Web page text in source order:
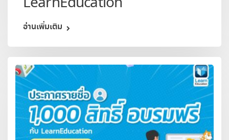
อ่านเพิ่มเติม